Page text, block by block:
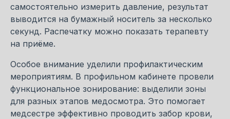
самостоятельно измерить давление, результат
выводится на бумажный носитель за несколько
секунд. Распечатку можно показать терапевту
на приёме.
Особое внимание уделили профилактическим
мероприятиям. В профильном кабинете провели
функциональное зонирование: выделили зоны
для разных этапов медосмотра. Это помогает
медсестре эффективно проводить забор крови,